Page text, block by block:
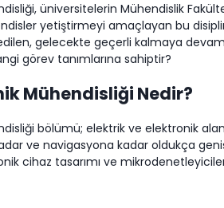
üniversitelerin Mühendislik
yetiştirmeyi amaçlayan bu
gelecekte geçerli kalmaya
görev tanımlarına sahiptir?
Mühendisliği Nedir?
bölümü; elektrik ve elektronik
ve navigasyona kadar oldukça
cihaz tasarımı ve